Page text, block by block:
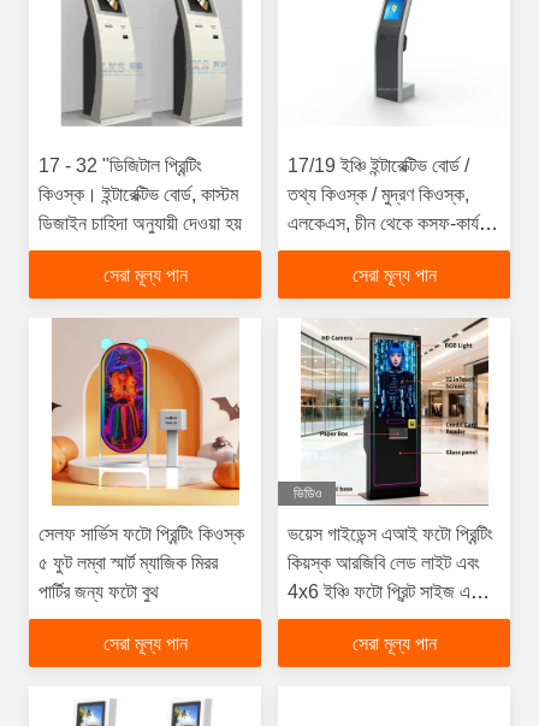
17 - 32 "ডিজিটাল প্রিন্টিং
কিওস্ক। ইন্টারেক্টিভ বোর্ড, কাস্টম
ডিজাইন চাহিদা অনুযায়ী দেওয়া হয়
সেরা মূল্য পান
17/19 ইঞ্চি ইন্টারেক্টিভ বোর্ড /
তথ্য কিওস্ক / মুদ্রণ কিওস্ক,
এলকেএস, চীন থেকে কসফ-কার্যকর
সমাধান
সেরা মূল্য পান
সেলফ সার্ভিস ফটো প্রিন্টিং কিওস্ক
৫ ফুট লম্বা স্মার্ট ম্যাজিক মিরর
পার্টির জন্য ফটো বুথ
সেরা মূল্য পান
ভিডিও
ভয়েস গাইডেন্স এআই ফটো প্রিন্টিং
কিয়স্ক আরজিবি লেড লাইট এবং
4x6 ইঞ্চি ফটো প্রিন্ট সাইজ এবং
দ্রুত ফটো প্রিন্ট করার জন্য
ডিজাইন করা হয়েছে
সেরা মূল্য পান